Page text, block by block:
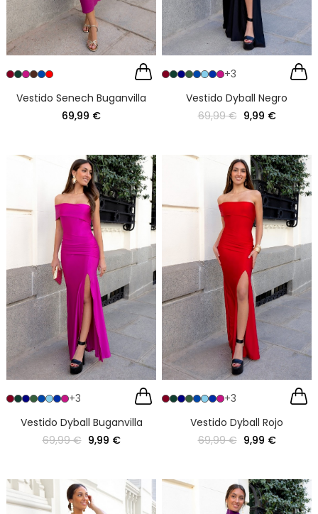
Vestido Senech Buganvilla
69,99 €
+3
Vestido Dyball Negro
69,99 € 9,99 €
+3
Vestido Dyball Buganvilla
69,99 € 9,99 €
+3
Vestido Dyball Rojo
69,99 € 9,99 €